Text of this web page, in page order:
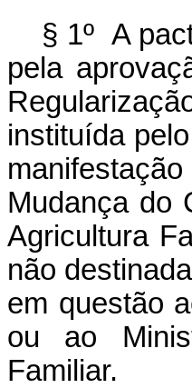
§ 1º A
pela
instituída pelo
Mudança do
Agricultura
não
em questão
ou ao
Familiar.